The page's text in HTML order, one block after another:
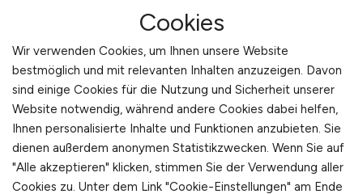
tatsächlich aktiv oder zumindest erreichbar ist
– und das erfordert eine klare Strategie.
Zunächst sollte klar sein, wen Sie ansprechen
wollen. Je nach Position – ob Polier, Bauleiter,
Architekt, Tiefbau-Fachkraft oder
Projektmanager – unterscheiden sich nicht nur
die Anforderungen, sondern auch die
bevorzugten Informationskanäle. Eine
Cookies
Wir verwenden Cookies, um Ihnen unsere Website
bestmöglich und mit relevanten Inhalten anzuzeigen. Davon
sind einige Cookies für die Nutzung und Sicherheit unserer
Website notwendig, während andere Cookies dabei helfen,
Ihnen personalisierte Inhalte und Funktionen anzubieten. Sie
dienen außerdem anonymen Statistikzwecken. Wenn Sie auf
"Alle akzeptieren" klicken, stimmen Sie der Verwendung aller
Cookies zu. Unter dem Link "Cookie-Einstellungen" am Ende